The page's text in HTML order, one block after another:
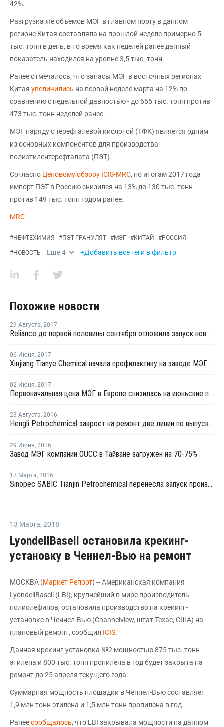
42%.
Разгрузка же объемов МЭГ в главном порту в данном
регионе Китая составляла на прошлой неделе примерно 5
тыс. тонн в день, в то время как неделей ранее данный
показатель находился на уровне 3,5 тыс. тонн.
Ранее отмечалось, что запасы МЭГ в восточных регионах
Китая увеличились на первой неделе марта на 12% по
сравнению с недельной давностью - до 665 тыс. тонн против
473 тыс. тонн неделей ранее.
МЭГ наряду с терефталевой кислотой (ТФК) является одним
из основных компонентов для производства
полиэтилентерефталата (ПЭТ).
Согласно Ценовому обзору ICIS-MRC, по итогам 2017 года
импорт ПЭТ в Россию снизился на 13% до 130 тыс. тонн
против 149 тыс. тонн годом ранее.
MRC
#НЕФТЕХИМИЯ #ПЭТ-ГРАНУЛЯТ #МЭГ #КИТАЙ #РОССИЯ
#НОВОСТЬ Еще4 +Добавить все теги в фильтр
Похожие новости
29 Августа, 2017
Reliance до первой половины сентября отложила запуск нового завода МЭГ в Джамнагаре
06 Июня, 2017
Xinjiang Tianye Chemical начала профилактику на заводе МЭГ в Китае
02 Июня, 2017
Первоначальная цена МЭГ в Европе снизилась на июньские поставки на EUR10 за тонну
23 Августа, 2016
Hengli Petrochemical закроет на ремонт две линии по выпуску ТФК в сентябре-октябре
29 Июня, 2016
Завод МЭГ компании OUCC в Тайване загружен на 70-75%
17 Марта, 2016
Sinopec SABIC Tianjin Petrochemical перенесла запуск производства МЭГ на 20 марта
13 Марта, 2018
LyondellBasell остановила крекинг-
установку в Ченнел-Вью на ремонт
МОСКВА (Маркет Репорт) -- Американская компания
LyondellBasell (LBI), крупнейший в мире производитель
полиолефинов, остановила производство на крекинг-
установке в Ченнел-Вью (Channelview, штат Техас, США) на
плановый ремонт, сообщил ICIS.
Данная крекинг-установка №2 мощностью 875 тыс. тонн
этилена и 800 тыс. тонн пропилена в год будет закрыта на
ремонт до 25 апреля текущего года.
Суммарная мощность площадки в Ченнел-Вью составляет
1,9 млн тонн этилена и 1,5 млн тонн пропилена в год.
Ранеесообщалось, что LBI закрывала мощности на данном